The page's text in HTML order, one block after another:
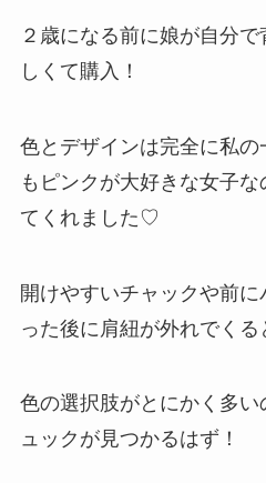
２歳になる前に娘が自分
しくて購入！
色とデザインは完全に私
もピンクが大好きな女子
てくれました♡
開けやすいチャックや前
った後に肩紐が外れでくる
色の選択肢がとにかく多い
ュックが見つかるはず！